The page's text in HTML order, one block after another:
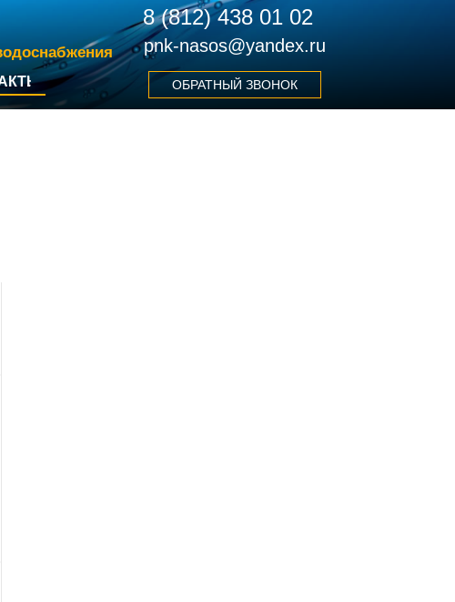
8 (812) 438 01 02
ОБРАТНЫЙ ЗВОНОК
pnk-nasos@yandex.ru